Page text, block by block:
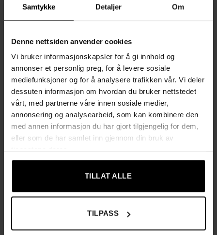
Samtykke Detaljer Om
Denne nettsiden anvender cookies
Vi bruker informasjonskapsler for å gi innhold og
annonser et personlig preg, for å levere sosiale
mediefunksjoner og for å analysere trafikken vår. Vi deler
dessuten informasjon om hvordan du bruker nettstedet
vårt, med partnerne våre innen sosiale medier,
annonsering og analysearbeid, som kan kombinere den
med annen informasjon du har gjort tilgjengelig for dem,
eller som de har samlet inn gjennom din bruk av
TILLAT ALLE
TILPASS
separat i ulike rom
for å få plass til støvler
Enkel montering uten verktøy – sett delene sammen uten
skruer og styr
Lett å rengjøre: hyllene tørkes raskt av med en klut
Spesifikasjoner
Farge: svart
Materiale: non-woven stoffhyller, metallrør,
Størrelse: 33 × 33 × 173 cm (D × B × H)
Avstand mellom hyllene: 17 cm